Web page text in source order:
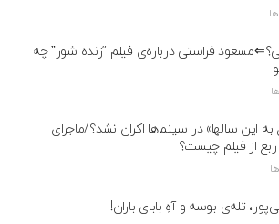
فراستی درباره‌ی فیلم “زنده شور” چه
این سالها» در سینماها اکران نشد؟/ماجرای
از فیلم چیست؟
تله‌ی بوسه و آهِ بابای باران!